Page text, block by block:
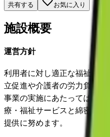
共有する お気に入り
施設概要
運営方針
利用者に対し適正な福祉用
立促進や介護者の労力負担の
事業の実施にあたっては、
療・福祉サービスと綿密な
提供に努めます。